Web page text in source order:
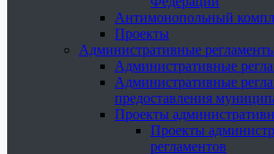
Антимонопольный
Проекты
Административные
Административные
Административные
предоставления
Проекты
Проекты
регламентов